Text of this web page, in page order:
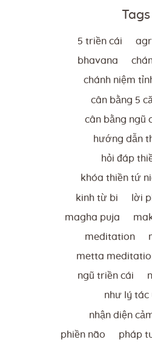
Tags
5 triền cái
bhavana
chánh niệm
cân bằng 5
cân bằng ngũ
hướng dẫn
hỏi đáp
khóa thiền tứ
kinh từ bi lời
magha puja
meditation
metta
ngũ triền cái
như lý tác
nhận diện
phiền não pháp